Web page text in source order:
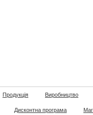
Продукція Виробництво
Дисконтна програма